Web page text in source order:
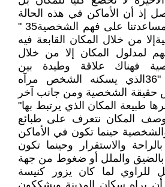
إذ أن الأماكن في هذه الحالة
هي التي سيوكل إليها مساعدتنا على فهم الشخصية35 "
من خلال المكان القابعة فيه
لمدلول المكان إلا من خلال
فهناك علاقة وطيدة بين
الشخصية ، فالمكان "36الذي يسكنه الشخص مرآه
حقيقة الشخصية ومن جانب آخر
طبيعة المكان الذي يرتبط بها"
المكان نتعرف على طبائع
حينما تكون في الأماكن
والاستقرار وحينما تكون
بالضيق والملل أو ضغوط من جهة
للراوي لما كان يزور كنيسة